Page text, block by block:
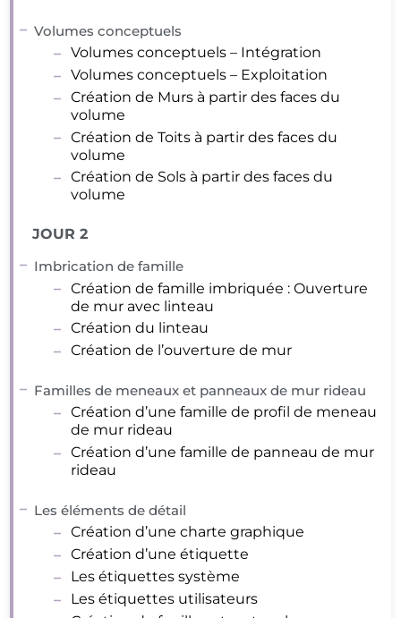
Volumes conceptuels
Volumes conceptuels – Intégration
Volumes conceptuels – Exploitation
Création de Murs à partir des faces du
volume
Création de Toits à partir des faces du
volume
Création de Sols à partir des faces du
volume
JOUR 2
Imbrication de famille
Création de famille imbriquée : Ouverture
de mur avec linteau
Création du linteau
Création de l’ouverture de mur
Familles de meneaux et panneaux de mur rideau
Création d’une famille de profil de meneau
de mur rideau
Création d’une famille de panneau de mur
rideau
Les éléments de détail
Création d’une charte graphique
Création d’une étiquette
Les étiquettes système
Les étiquettes utilisateurs